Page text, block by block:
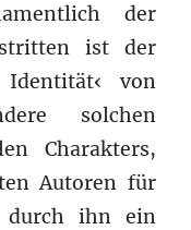
der
ist der
von
solchen
Charakters,
Autoren für
durch ihn ein